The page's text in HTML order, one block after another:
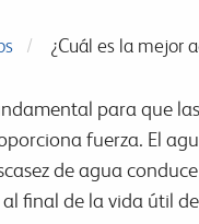
¿Cuál es la mejor
para que
fuerza. El
de agua
final de la vida útil